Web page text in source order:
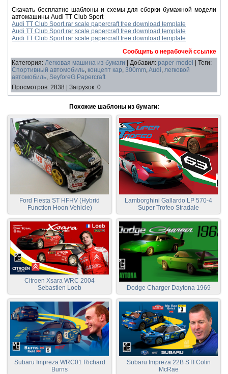
Скачать бесплатно шаблоны и схемы для сборки бумажной модели
автомашины Audi TT Club Sport
Audi TT Club Sport.rar scale papercraft free download template
Audi TT Club Sport.rar scale papercraft free download template
Audi TT Club Sport.rar scale papercraft free download template
Сообщить о нерабочей ссылке
Категория: Легковая машина из бумаги Добавил: paper-model Теги:
Спортивный автомобиль, концепт кар, 300mm,Audi, легковой
автомобиль, SeyforeG Papercraft
Просмотров: 2838 Загрузок: 0
Похожие шаблоны из бумаги:
Ford Fiesta ST HFHV (Hybrid
Function Hoon Vehicle)
Lamborghini Gallardo LP 570-4
Super Trofeo Stradale
Citroen Xsara WRC 2004
Sebastien Loeb
Dodge Charger Daytona 1969
Subaru Impreza WRC01 Richard
Burns
Subaru Impreza 22B STI Colin
McRae